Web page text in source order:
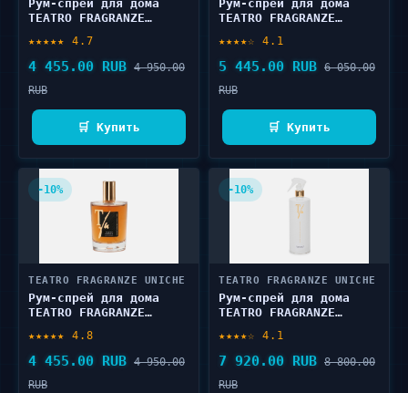
Рум-спрей для дома
TEATRO FRAGRANZE
100 мл
★★★★★ 4.7
4 455.00 RUB 4 950.00
RUB
🛒 Купить
Рум-спрей для дома
TEATRO FRAGRANZE
мл
★★★★☆ 4.1
5 445.00 RUB 6 050.00
RUB
🛒 Купить
-10%
TEATRO FRAGRANZE UNICHE
Рум-спрей для дома
TEATRO FRAGRANZE
IMPERIALE 100 мл
★★★★★ 4.8
4 455.00 RUB 4 950.00
RUB
-10%
TEATRO FRAGRANZE UNICHE
Рум-спрей для дома
TEATRO FRAGRANZE
500 мл
★★★★☆ 4.1
7 920.00 RUB 8 800.00
RUB